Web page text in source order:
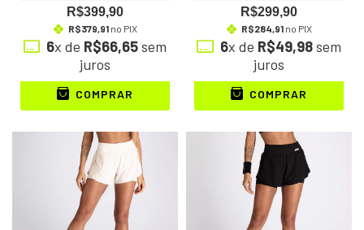
R$399,90
R$379,91no PIX
6x de R$66,65sem
juros
COMPRAR
R$299,90
R$284,91no PIX
6x de R$49,98sem
juros
COMPRAR